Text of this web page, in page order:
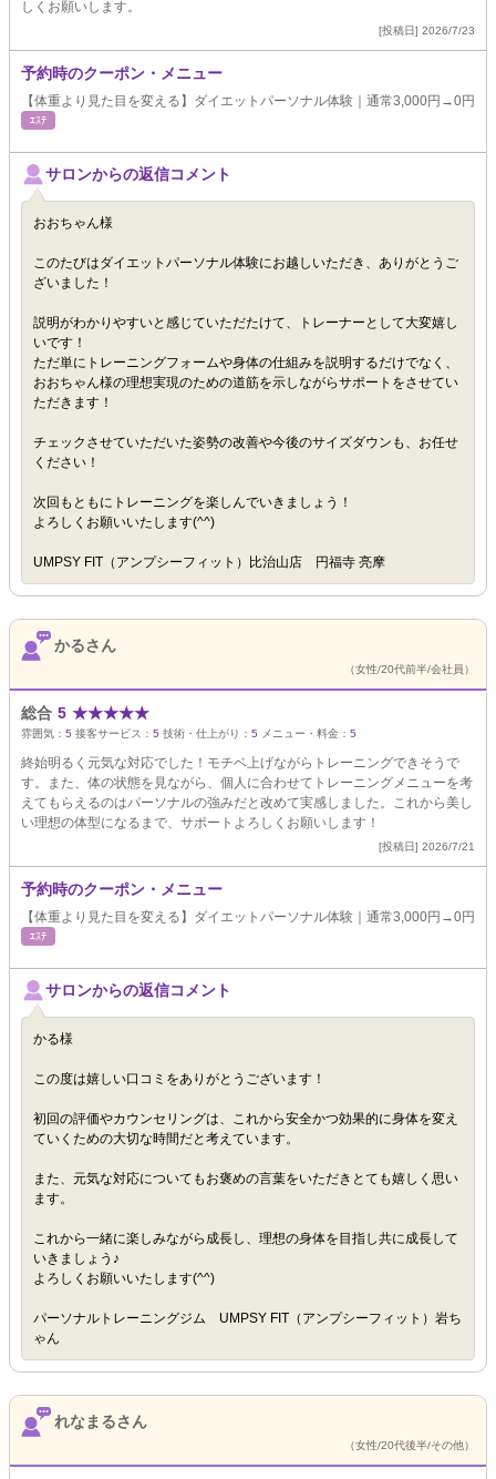
しくお願いします。
[投稿日] 2026/7/23
予約時のクーポン・メニュー
【体重より見た目を変える】ダイエットパーソナル体験｜通常3,000円→0円
ｴｽﾃ
サロンからの返信コメント
おおちゃん様
このたびはダイエットパーソナル体験にお越しいただき、ありがとうご
ざいました！
説明がわかりやすいと感じていただたけて、トレーナーとして大変嬉し
いです！
ただ単にトレーニングフォームや身体の仕組みを説明するだけでなく、
おおちゃん様の理想実現のための道筋を示しながらサポートをさせてい
ただきます！
チェックさせていただいた姿勢の改善や今後のサイズダウンも、お任せ
ください！
次回もともにトレーニングを楽しんでいきましょう！
よろしくお願いいたします(^^)
UMPSY FIT（アンプシーフィット）比治山店 円福寺 亮摩
かるさん
（女性/20代前半/会社員）
総合 5 ★★★★★
雰囲気： 5 接客サービス： 5 技術・仕上がり： 5 メニュー・料金： 5
終始明るく元気な対応でした！モチベ上げながらトレーニングできそうで
す。また、体の状態を見ながら、個人に合わせてトレーニングメニューを考
えてもらえるのはパーソナルの強みだと改めて実感しました。これから美し
い理想の体型になるまで、サポートよろしくお願いします！
[投稿日] 2026/7/21
予約時のクーポン・メニュー
【体重より見た目を変える】ダイエットパーソナル体験｜通常3,000円→0円
ｴｽﾃ
サロンからの返信コメント
かる様
この度は嬉しい口コミをありがとうございます！
初回の評価やカウンセリングは、これから安全かつ効果的に身体を変え
ていくための大切な時間だと考えています。
また、元気な対応についてもお褒めの言葉をいただきとても嬉しく思い
ます。
これから一緒に楽しみながら成長し、理想の身体を目指し共に成長して
いきましょう♪
よろしくお願いいたします(^^)
パーソナルトレーニングジム UMPSY FIT（アンプシーフィット）岩ち
ゃん
れなまるさん
（女性/20代後半/その他）